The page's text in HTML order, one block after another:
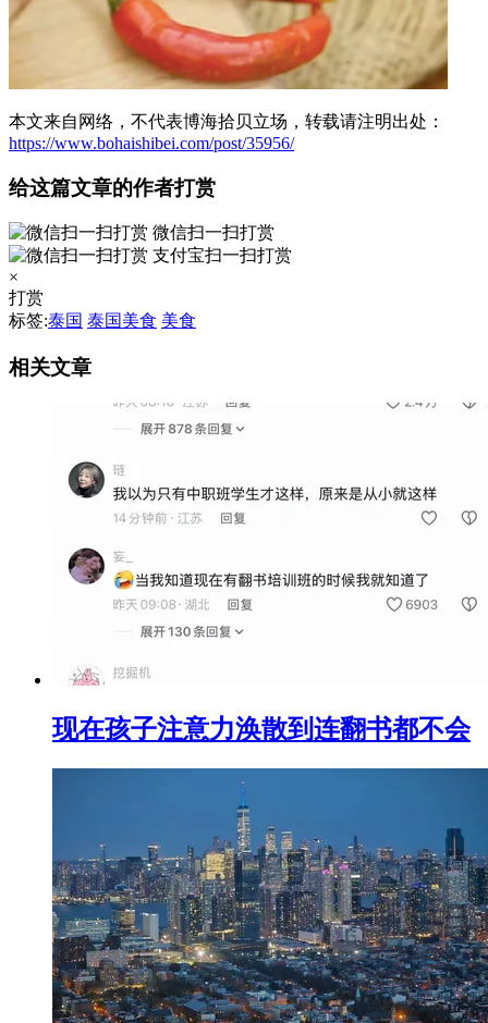
本文来自网络，不代表博海拾贝立场，转载请注明出处：
https://www.bohaishibei.com/post/35956/
给这篇文章的作者打赏
微信扫一扫打赏
支付宝扫一扫打赏
×
打赏
标签:泰国 泰国美食 美食
相关文章
现在孩子注意力涣散到连翻书都不会